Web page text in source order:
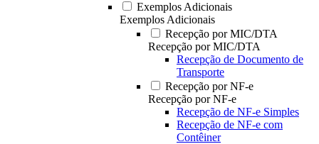
Exemplos Adicionais
Exemplos Adicionais
Recepção por MIC/DTA
Recepção por MIC/DTA
Recepção de Documento de
Transporte
Recepção por NF-e
Recepção por NF-e
Recepção de NF-e Simples
Recepção de NF-e com
Contêiner